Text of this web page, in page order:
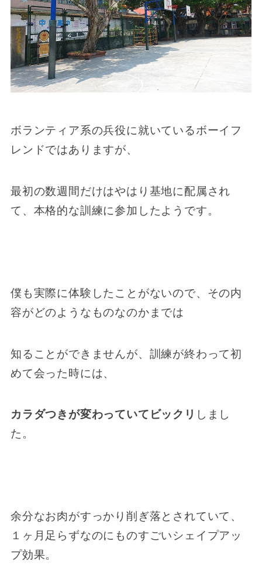
ボランティア系の兵役に就いているボーイフ
レンドではありますが、
最初の数週間だけはやはり基地に配属され
て、本格的な訓練に参加したようです。
僕も実際に体験したことがないので、その内
容がどのようなものなのかまでは
知ることができませんが、訓練が終わって初
めて会った時には、
カラダつきが変わっていてビックリ しまし
た。
余分なお肉がすっかり削ぎ落とされていて、
１ヶ月足らずなのにものすごいシェイプアッ
プ効果。